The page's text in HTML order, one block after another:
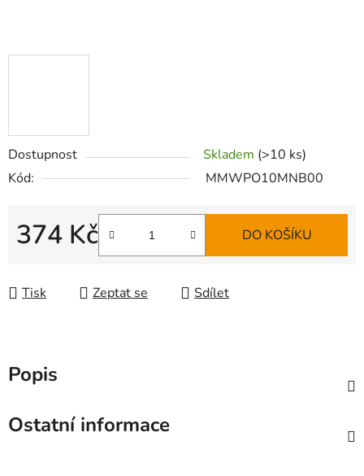
Dostupnost Skladem (>10 ks)
Kód:
MMWPO10MNB00
374 Kč DO KOŠÍKU
Tisk Zeptat se Sdílet
Popis
Ostatní informace